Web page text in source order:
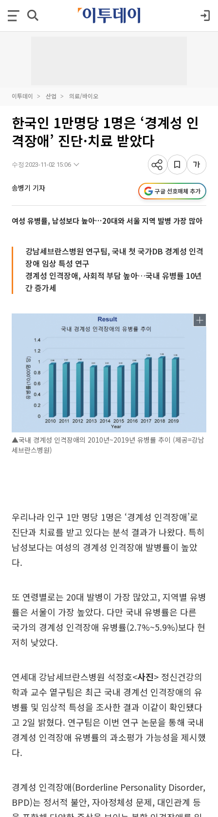
이투데이 산업 의료/바이오
한국인 1만명당 1명은 ‘경계성 인
격장애’ 진단·치료 받았다
수정 2023-11-02 15:06
송병기 기자 구글 선호매체 추가
여성 유병률, 남성보다 높아…20대와 서울 지역 발병 가장 많아
강남세브란스병원 연구팀, 국내 첫 국가DB 경계성 인격
장애 임상 특성 연구
경계성 인격장애, 사회적 부담 높아…국내 유병률 10년
간 증가세
▲국내 경계성 인격장애의 2010년~2019년 유병률 추이 (제공=강남
세브란스병원)
우리나라 인구 1만 명당 1명은 ‘경계성 인격장애’로
진단과 치료를 받고 있다는 분석 결과가 나왔다. 특히
남성보다는 여성의 경계성 인격장애 발병률이 높았
다.
또 연령별로는 20대 발병이 가장 많았고, 지역별 유병
률은 서울이 가장 높았다. 다만 국내 유병률은 다른
국가의 경계성 인격장애 유병률(2.7%~5.9%)보다 현
저히 낮았다.
연세대 강남세브란스병원 석정호<사진> 정신건강의
학과 교수 옅구팀은 최근 국내 경계선 인격장애의 유
병률 및 임상적 특성을 조사한 결과 이같이 확인됐다
고 2일 밝혔다. 연구팀은 이번 연구 논문을 통해 국내
경계성 인격장애 유병률의 과소평가 가능성을 제시했
다.
경계성 인격장애(Borderline Personality Disorder,
BPD)는 정서적 불안, 자아정체성 문제, 대인관계 등